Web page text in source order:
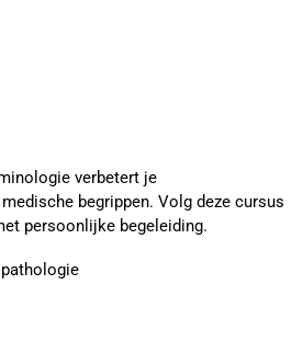
verbetert je
begrippen. Volg deze cursus
persoonlijke begeleiding.